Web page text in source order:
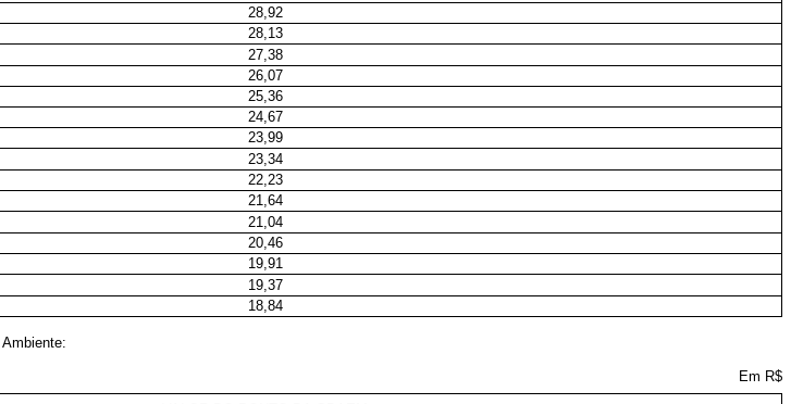
28,92
28,13
27,38
26,07
25,36
24,67
23,99
23,34
22,23
21,64
21,04
20,46
19,91
19,37
18,84
Em R$